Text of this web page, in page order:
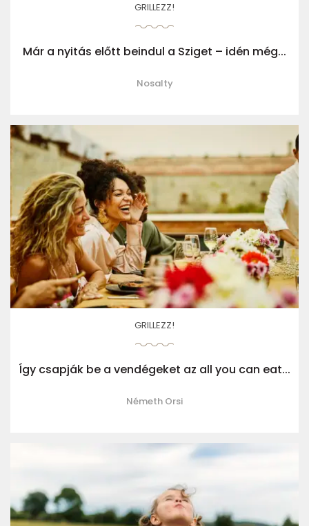
GRILLEZZ!
Már a nyitás előtt beindul a Sziget – idén még...
Nosalty
GRILLEZZ!
Így csapják be a vendégeket az all you can eat...
Németh Orsi